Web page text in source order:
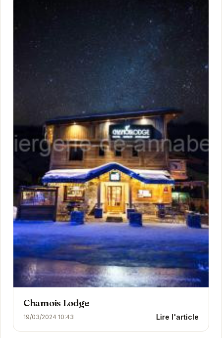
Chamois Lodge
19/03/2024 10:43 Lire l'article